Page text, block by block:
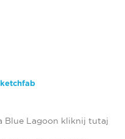
Blue Lagoon kliknij tutaj